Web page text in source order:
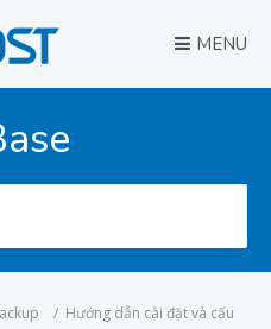
MENU
/ Hướng dẫn cài đặt và cấu